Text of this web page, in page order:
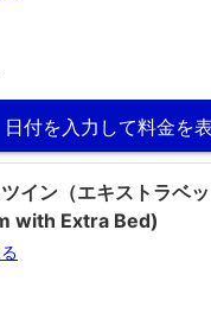
日付を入力して料金を
イン（エキストラベ
with Extra Bed)